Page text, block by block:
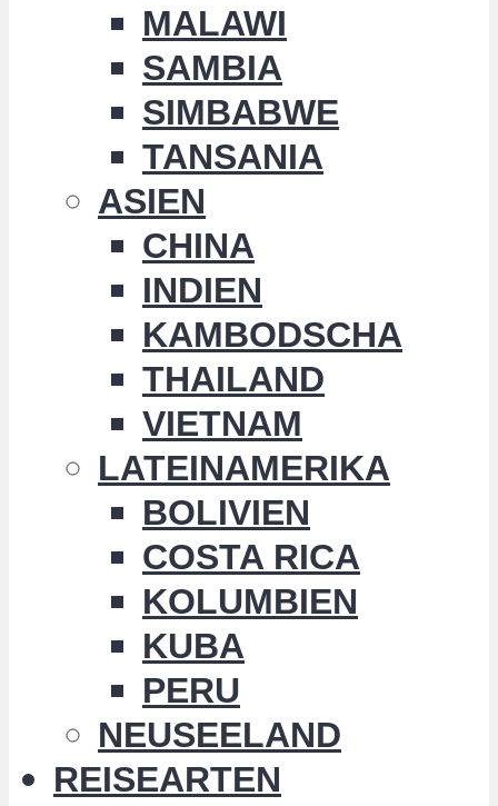
MALAWI
SAMBIA
SIMBABWE
TANSANIA
ASIEN
CHINA
INDIEN
KAMBODSCHA
THAILAND
VIETNAM
LATEINAMERIKA
BOLIVIEN
COSTA RICA
KOLUMBIEN
KUBA
PERU
NEUSEELAND
REISEARTEN